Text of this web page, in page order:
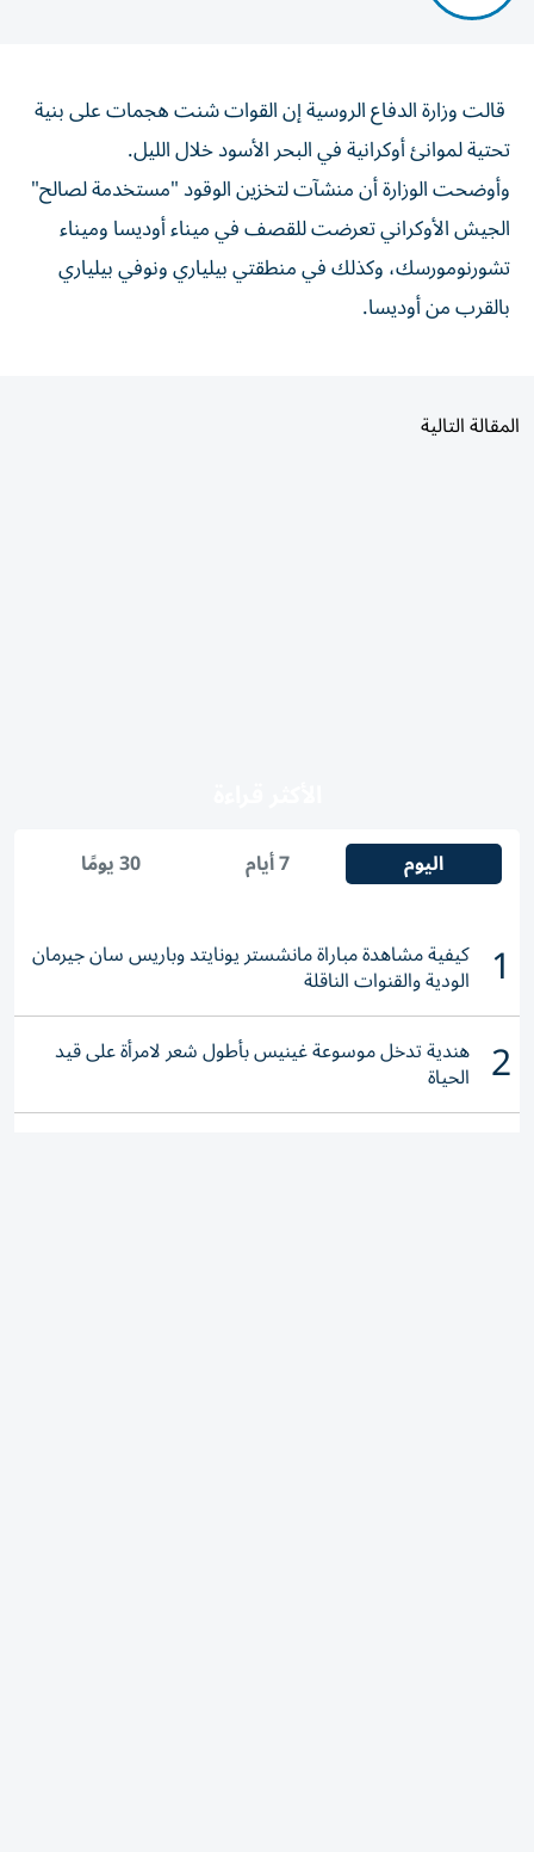
تحتية لموانئ ‌أوكرانية في البحر ⁠الأسود خلال الليل.
وأوضحت الوزارة أن منشآت لتخزين الوقود "مستخدمة لصالح"
​الجيش الأوكراني تعرضت للقصف ‌في ميناء أوديسا وميناء
⁠تشورنومورسك، وكذلك في منطقتي بيلياري ونوفي ​بيلياري
‌بالقرب ‌من أوديسا.
اليوم
1 الودية والقنوات الناقلة
2 هندية تدخل موسوعة غينيس بأطول شعر لامرأة على قيد
الحياة
3 «التوطين» للباحثين عن عمل: احذروا عروض العمل الوهمية